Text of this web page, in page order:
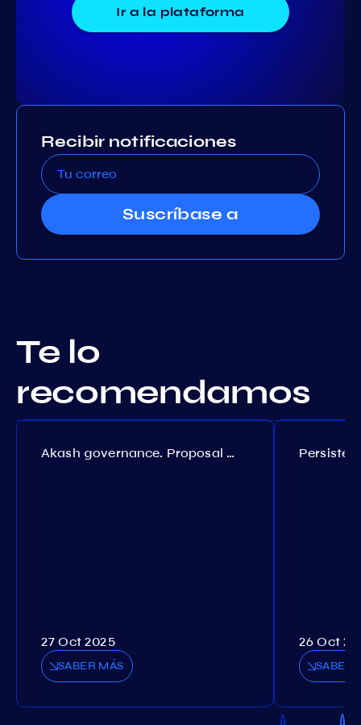
Ir a la plataforma
Recibir notificaciones
Suscríbase a
Te lo
recomendamos
Akash governance. Proposal №308
27 Oct 2025
SABER MÁS
26 Oct
SABER